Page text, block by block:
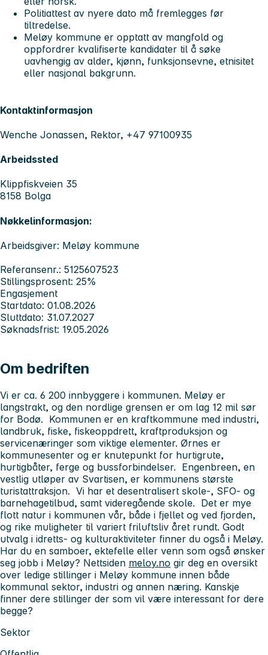
Politiattest av nyere dato må fremlegges før
tiltredelse.
Meløy kommune er opptatt av mangfold og
oppfordrer kvalifiserte kandidater til å søke
uavhengig av alder, kjønn, funksjonsevne, etnisitet
eller nasjonal bakgrunn.
Kontaktinformasjon
Wenche Jonassen, Rektor, +47 97100935
Arbeidssted
Klippfiskveien 35
8158 Bolga
Nøkkelinformasjon:
Arbeidsgiver: Meløy kommune
Referansenr.: 5125607523
Stillingsprosent: 25%
Engasjement
Startdato: 01.08.2026
Sluttdato: 31.07.2027
Søknadsfrist: 19.05.2026
Om bedriften
Vi er ca. 6 200 innbyggere i kommunen. Meløy er
langstrakt, og den nordlige grensen er om lag 12 mil sør
for Bodø. Kommunen er en kraftkommune med industri,
landbruk, fiske, fiskeoppdrett, kraftproduksjon og
servicenæringer som viktige elementer. Ørnes er
kommunesenter og er knutepunkt for hurtigrute,
hurtigbåter, ferge og bussforbindelser. Engenbreen, en
vestlig utløper av Svartisen, er kommunens største
turistattraksjon. Vi har et desentralisert skole-, SFO- og
barnehagetilbud, samt videregående skole. Det er mye
flott natur i kommunen vår, både i fjellet og ved fjorden,
og rike muligheter til variert friluftsliv året rundt. Godt
utvalg i idretts- og kulturaktiviteter finner du også i Meløy.
Har du en samboer, ektefelle eller venn som også ønsker
seg jobb i Meløy? Nettsiden meloy.no gir deg en oversikt
over ledige stillinger i Meløy kommune innen både
kommunal sektor, industri og annen næring. Kanskje
finner dere stillinger der som vil være interessant for dere
begge?
Sektor